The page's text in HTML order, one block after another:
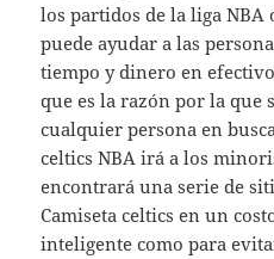
los partidos de la liga NBA
puede ayudar a las
tiempo y dinero en
que es la razón por la que
cualquier persona en
celtics NBA irá a los
encontrará una serie de
Camiseta celtics en un
inteligente como para